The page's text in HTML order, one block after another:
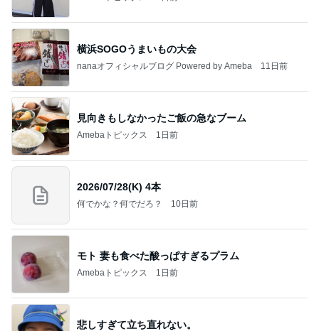
横浜SOGOうまいもの大会
nanaオフィシャルブログ Powered by Ameba 11日前
見向きもしなかったご飯の急なブーム
Amebaトピックス 1日前
2026/07/28(K) 4本
何でかな？何でだろ？ 10日前
モト 妻も食べた酸っぱすぎるプラム
Amebaトピックス 1日前
悲しすぎて立ち直れない。